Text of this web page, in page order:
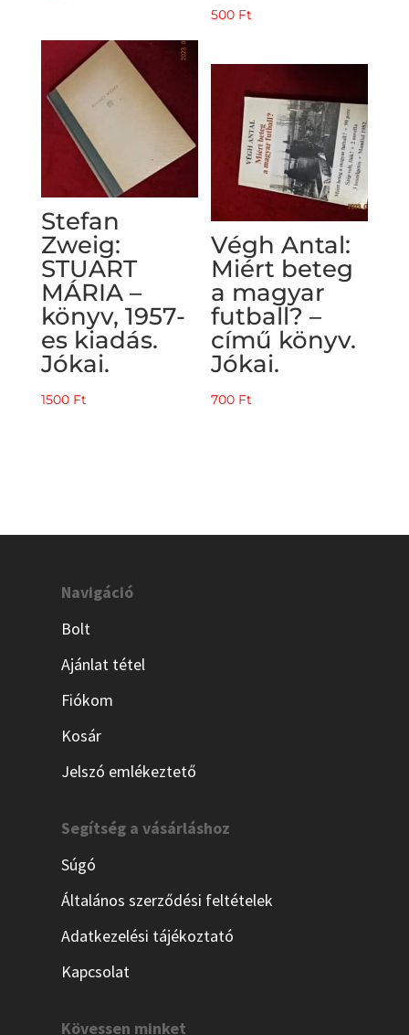
500 Ft
Stefan
Zweig:
STUART
MÁRIA –
könyv, 1957-
es kiadás.
Jókai.
1500 Ft
Végh Antal:
Miért beteg
a magyar
futball? –
című könyv.
Jókai.
700 Ft
Navigáció
Bolt
Ajánlat tétel
Fiókom
Kosár
Jelszó emlékeztető
Segítség a vásárláshoz
Súgó
Általános szerződési feltételek
Adatkezelési tájékoztató
Kapcsolat
Kövessen minket